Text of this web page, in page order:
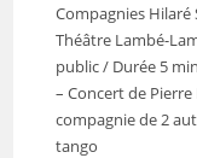
Compagnies Hilaré
Théâtre Lambé-
public / Durée 5
– Concert de
compagnie de 2
tango